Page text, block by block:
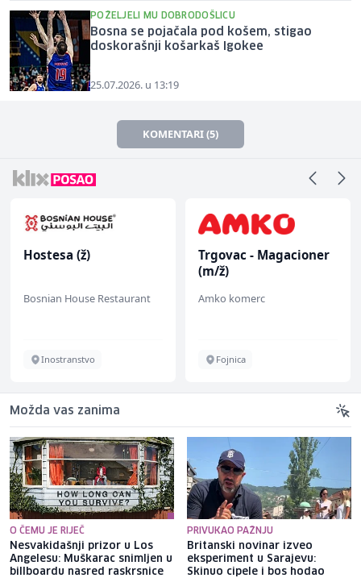
POŽELJELI MU DOBRODOŠLICU
Bosna se pojačala pod košem, stigao
doskorašnji košarkaš Igokee
25.07.2026. u 13:19
KOMENTARI (5)
Hostesa (ž)
Bosnian House Restaurant
Inostranstvo
Trgovac - Magacioner
(m/ž)
Amko komerc
Fojnica
Možda vas zanima
O ČEMU JE RIJEČ
Nesvakidašnji prizor u Los
Angelesu: Muškarac snimljen u
billboardu nasred raskrsnice
PRIVUKAO PAŽNJU
Britanski novinar izveo
eksperiment u Sarajevu:
Skinuo cipele i bos hodao